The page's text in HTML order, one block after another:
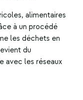
alimentaires
à un procédé
les déchets en
du
avec les réseaux